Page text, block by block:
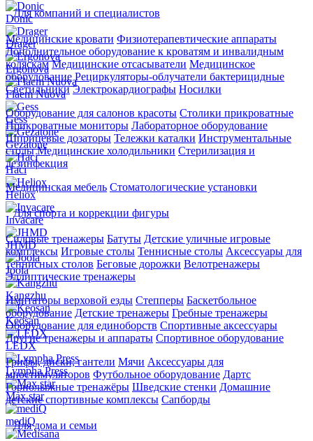
Для компаний и специалистов
Медицинские кровати Физиотерапевтические аппараты
Дополнительное оборудование к кроватям и инвалидным
коляскам Медицинские отсасыватели Медицинское
оборудование Рециркуляторы-облучатели бактерицидные
Светильники Электрокардиографы Носилки
Оборудование для салонов красоты Столики прикроватные
Прикроватные мониторы Лабораторное оборудование
Шприцевые дозаторы Тележки каталки Инструментальные
столы Медицинские холодильники Стерилизация и
дезинфекция
Медицинская мебель Стоматологические установки
Для спорта и коррекции фигуры
Силовые тренажеры Батуты Детские уличные игровые
комплексы Игровые столы Теннисные столы Аксессуары для
теннисных столов Беговые дорожки Велотренажеры
Эллиптические тренажеры
Имитаторы верховой езды Степперы Баскетбольное
оборудование Детские тренажеры Гребные тренажеры
Оборудование для единоборств Спортивные аксессуары
Другие тренажеры и аппараты Спортивное оборудование
Грифы, диски, гантели Мячи Аксессуары для
миостимуляторов Футбольное оборудование Дартс
Горнолыжные тренажёры Шведские стенки Домашние
детские спортивные комплексы Сапборды
Для дома и семьи
Donic
Drager
Ergonova
Flaem Nuova
Gess
Gezatone
Haci
Heliox
Invacare
JHMD
Joola
Kangzhu
Keosan
LEDX
Lympha Рress
Max star
mediQ